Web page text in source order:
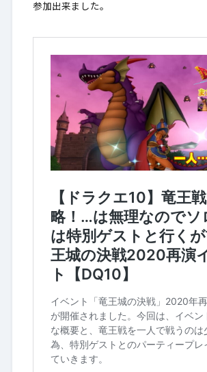
参加出来ました。